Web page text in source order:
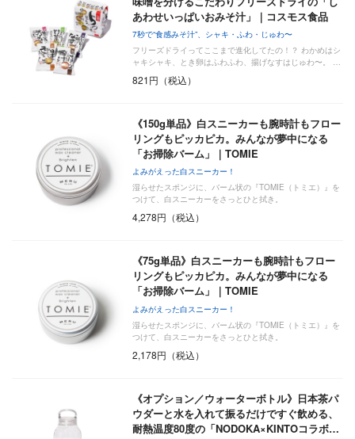
あわせいっぱいおみそ汁」｜コスモス食品
7秒で“食感みそ汁”、シャキ・ふわ・じゅわ〜
フリーズドライってここまで進化してたの！？ わかめはシ
ャキシャキ、とき卵はふわふわ、揚げなすはじゅわ〜。 …
821円（税込）
《150g単品》白スニーカーも腕時計もフロー
リングもピッカピカ。みんなが夢中になる
「お掃除バーム」｜TOMIE
よみがえった白スニーカー！
湿らせたスポンジに、バーム状の『TOMIE（トミエ）』を
つけて、白スニーカーをさっとひと拭き。
4,278円（税込）
《75g単品》白スニーカーも腕時計もフロー
リングもピッカピカ。みんなが夢中になる
「お掃除バーム」｜TOMIE
よみがえった白スニーカー！
湿らせたスポンジに、バーム状の『TOMIE（トミエ）』を
つけて、白スニーカーをさっとひと拭き。
2,178円（税込）
《オプション／ウォーターボトル》日本茶パ
ウダーと水を入れて振るだけですぐ飲める、
耐熱温度80度の「NODOKA×KINTOコラボ…